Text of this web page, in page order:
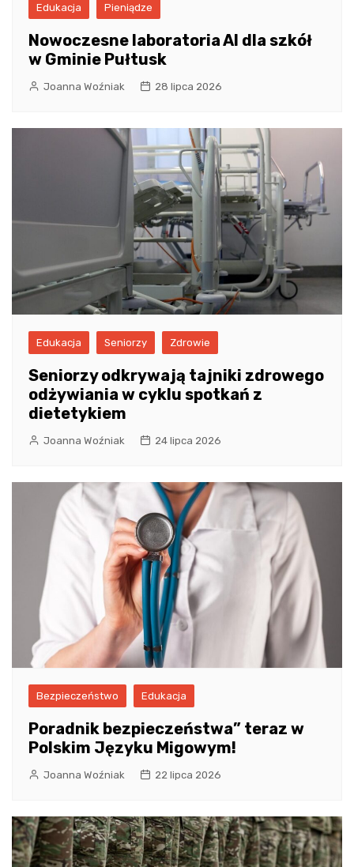
Edukacja Pieniądze
Nowoczesne laboratoria AI dla szkół
w Gminie Pułtusk
Joanna Woźniak 28 lipca 2026
Edukacja Seniorzy Zdrowie
Seniorzy odkrywają tajniki zdrowego
odżywiania w cyklu spotkań z
dietetykiem
Joanna Woźniak 24 lipca 2026
Bezpieczeństwo Edukacja
Poradnik bezpieczeństwa” teraz w
Polskim Języku Migowym!
Joanna Woźniak 22 lipca 2026